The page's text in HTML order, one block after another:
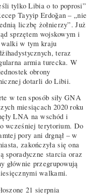
tylko Libia o to poprosi”
Tayyip Erdoğan – „nie
liczbę żołnierzy”. Już
sprzętem wojskowym i
walki w tym kraju
teraz
armia turecka. W
obrony
dotarli do Libii.
w ten sposób siły GNA
miesiącach 2020 roku
LNA na wschód i
wcześniej terytorium. Do
pory ani drgnął – w
zakończyła się ona
sporadyczne starcia oraz
głównie przegrupowują
walkami.
21 sierpnia